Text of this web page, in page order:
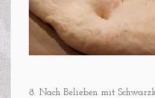
8. Nach Belieben mit